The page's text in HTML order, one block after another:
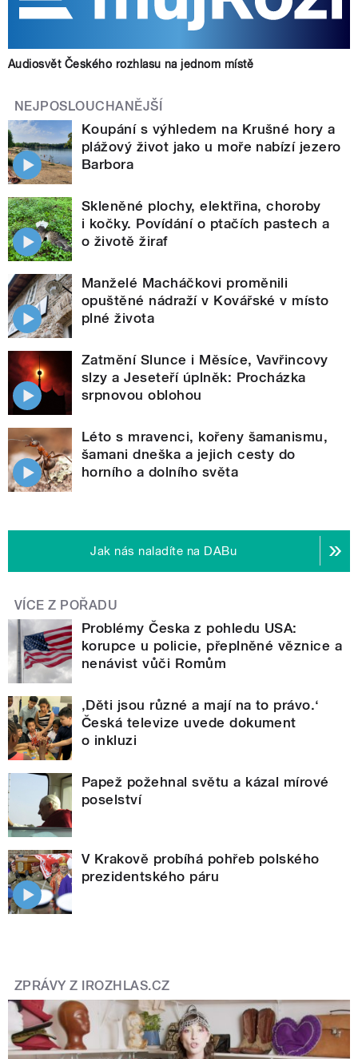
Audiosvět Českého rozhlasu na jednom místě
NEJPOSLOUCHANĚJŠÍ
Koupání s výhledem na Krušné hory a
plážový život jako u moře nabízí jezero
Barbora
Skleněné plochy, elektřina, choroby
i kočky. Povídání o ptačích pastech a
o životě žiraf
Manželé Macháčkovi proměnili
opuštěné nádraží v Kovářské v místo
plné života
Zatmění Slunce i Měsíce, Vavřincovy
slzy a Jeseteří úplněk: Procházka
srpnovou oblohou
Léto s mravenci, kořeny šamanismu,
šamani dneška a jejich cesty do
horního a dolního světa
Jak nás naladíte na DABu
VÍCE Z POŘADU
Problémy Česka z pohledu USA:
korupce u policie, přeplněné věznice a
nenávist vůči Romům
‚Děti jsou různé a mají na to právo.‘
Česká televize uvede dokument
o inkluzi
Papež požehnal světu a kázal mírové
poselství
V Krakově probíhá pohřeb polského
prezidentského páru
ZPRÁVY Z IROZHLAS.CZ